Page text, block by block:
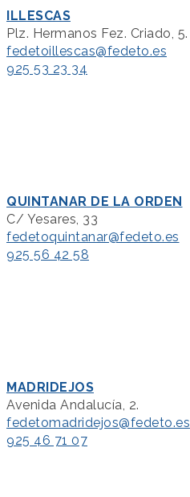
ILLESCAS
Plz. Hermanos Fez. Criado, 5.
fedetoillescas@fedeto.es
925 53 23 34
QUINTANAR DE LA ORDEN
C/ Yesares, 33
fedetoquintanar@fedeto.es
925 56 42 58
MADRIDEJOS
Avenida Andalucía, 2.
fedetomadridejos@fedeto.es
925 46 71 07